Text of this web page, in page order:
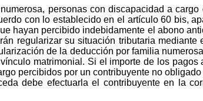
personas con discapacidad a
con lo establecido en el artículo 60 bis,
hayan percibido indebidamente el abono
regularizar su situación tributaria
de la deducción por familia
matrimonial. Si el importe de los
percibidos por un contribuyente no
debe efectuarla el contribuyente en la